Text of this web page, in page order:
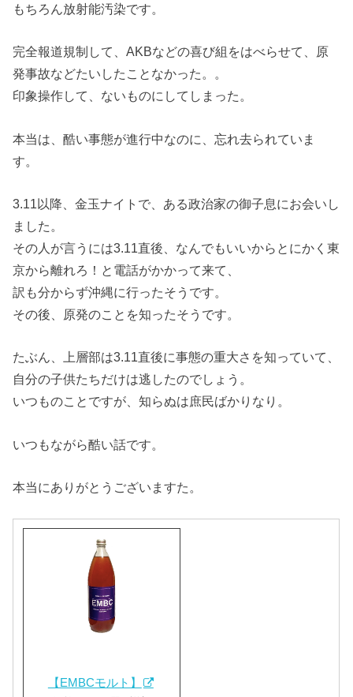
もちろん放射能汚染です。
完全報道規制して、AKBなどの喜び組をはべらせて、原
発事故などたいしたことなかった。。
印象操作して、ないものにしてしまった。
本当は、酷い事態が進行中なのに、忘れ去られていま
す。
3.11以降、金玉ナイトで、ある政治家の御子息にお会いし
ました。
その人が言うには3.11直後、なんでもいいからとにかく東
京から離れろ！と電話がかかって来て、
訳も分からず沖縄に行ったそうです。
その後、原発のことを知ったそうです。
たぶん、上層部は3.11直後に事態の重大さを知っていて、
自分の子供たちだけは逃したのでしょう。
いつものことですが、知らぬは庶民ばかりなり。
いつもながら酷い話です。
本当にありがとうございますた。
【EMBCモルト】